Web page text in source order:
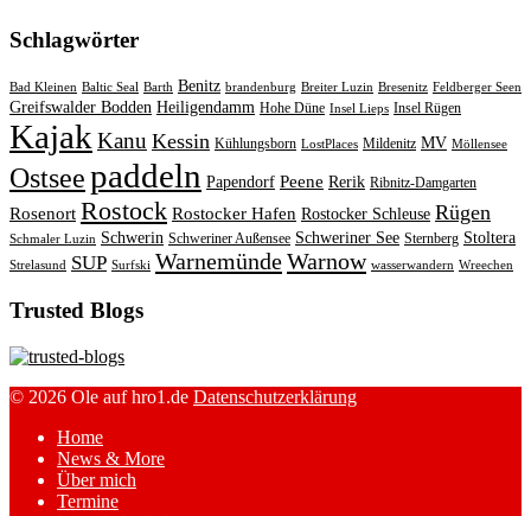
Schlagwörter
Bad Kleinen Baltic Seal Barth Benitz brandenburg Breiter Luzin Bresenitz Feldberger Seen
Greifswalder Bodden Heiligendamm Hohe Düne Insel Lieps Insel Rügen
Kajak Kanu Kessin Kühlungsborn LostPlaces Mildenitz MV Möllensee
Ostseepaddeln Papendorf Peene Rerik Ribnitz-Damgarten
Rosenort Rostock Rostocker Hafen Rostocker Schleuse Rügen
Schmaler Luzin Schwerin Schweriner Außensee Schweriner See Sternberg Stoltera
Strelasund SUP Surfski WarnemündeWarnow wasserwandern Wreechen
Trusted Blogs
© 2026 Ole auf hro1.de Datenschutzerklärung
Home
News & More
Über mich
Termine